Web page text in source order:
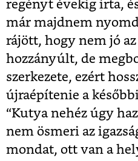
regényt évekig írta,
már majdnem
rájött, hogy nem jó
hozzányúlt, de
szerkezete, ezért
újraépítenie a
“Kutya nehéz úgy
nem ösmeri az
mondat, ott van a